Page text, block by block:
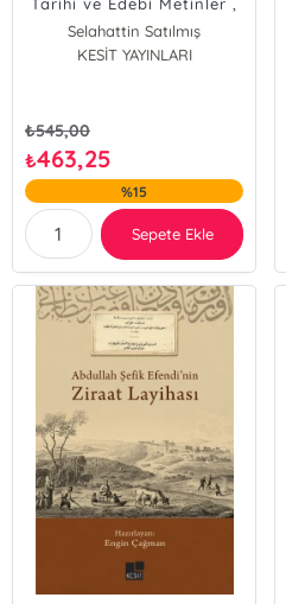
Arşiv Belgeleri
Selahattin Satılmış
KESİT YAYINLARI
₺545,00
₺463,25
%15
Sepete Ekle